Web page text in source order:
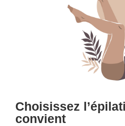
Choisissez
convient